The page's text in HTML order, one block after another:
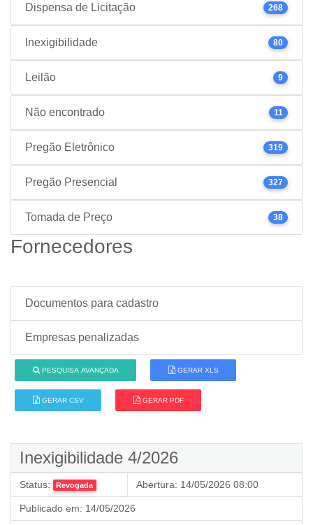
Dispensa de Licitação 268
Inexigibilidade 80
Leilão 9
Não encontrado 11
Pregão Eletrônico 319
Pregão Presencial 327
Tomada de Preço 38
Fornecedores
Documentos para cadastro
Empresas penalizadas
PESQUISA AVANÇADA GERAR XLS
GERAR CSV GERAR PDF
Inexigibilidade 4/2026
Status: Revogada Abertura: 14/05/2026 08:00
Publicado em: 14/05/2026